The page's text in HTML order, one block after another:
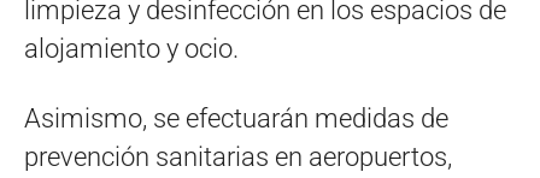
limpieza y desinfección en los espacios de
alojamiento y ocio.
Asimismo, se efectuarán medidas de
prevención sanitarias en aeropuertos,